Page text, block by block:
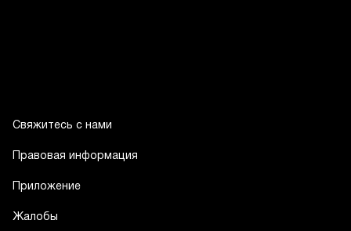
Свяжитесь с нами
Правовая информация
Приложение
Жалобы